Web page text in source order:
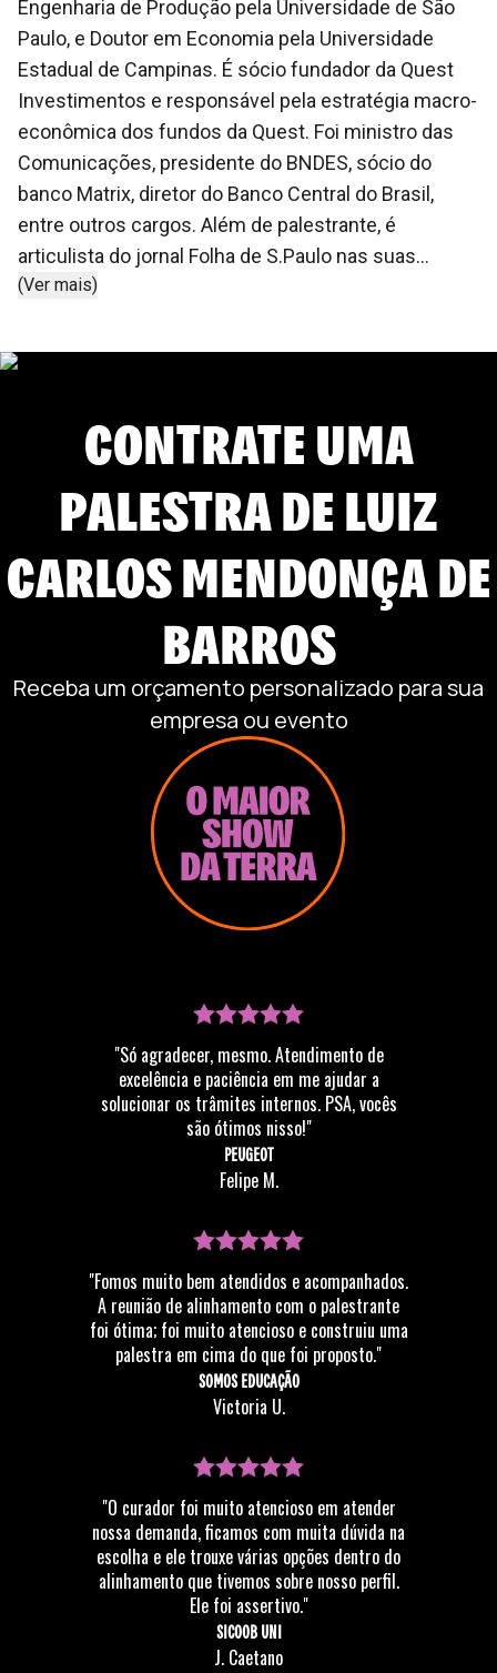
Engenharia de Produção pela Universidade de São
Paulo, e Doutor em Economia pela Universidade
Estadual de Campinas. É sócio fundador da Quest
Investimentos e responsável pela estratégia macro-
econômica dos fundos da Quest. Foi ministro das
Comunicações, presidente do BNDES, sócio do
banco Matrix, diretor do Banco Central do Brasil,
entre outros cargos. Além de palestrante, é
articulista do jornal Folha de S.Paulo nas suas
edições de sexta-feira. Entre os temas que aborta
nacional e internacional, macroeconomia e
(Ver mais)
CONTRATE UMA
PALESTRA DELUIZ
CARLOS MENDONÇA DE
BARROS
Receba um orçamento personalizado para sua
empresa ou evento
"Só agradecer, mesmo. Atendimento de
excelência e paciência em me ajudar a
solucionar os trâmites internos. PSA, vocês
são ótimos nisso!"
PEUGEOT
Felipe M.
"Fomos muito bem atendidos e acompanhados.
A reunião de alinhamento com o palestrante
foi ótima; foi muito atencioso e construiu uma
palestra em cima do que foi proposto."
SOMOS EDUCAÇÃO
Victoria U.
"O curador foi muito atencioso em atender
nossa demanda, ficamos com muita dúvida na
escolha e ele trouxe várias opções dentro do
alinhamento que tivemos sobre nosso perfil.
Ele foi assertivo."
SICOOB UNI
J. Caetano